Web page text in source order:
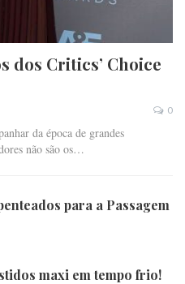
dos Critics’ Choice
0
da época de grandes
não são os…
para a Passagem
maxi em tempo frio!